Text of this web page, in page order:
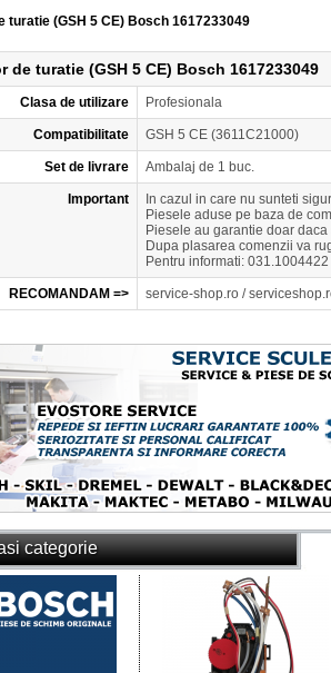
turatie (GSH 5 CE) Bosch 1617233049
de turatie (GSH 5 CE) Bosch 1617233049
Clasa de utilizare Profesionala
Compatibilitate GSH 5 CE (3611C21000)
Set de livrare Ambalaj de 1 buc.
Important
In cazul in care nu sunteti
Piesele aduse pe baza de
Piesele au garantie doar
Dupa plasarea comenzii va
Pentru informati:
RECOMANDAM => service-shop.ro /
categorie